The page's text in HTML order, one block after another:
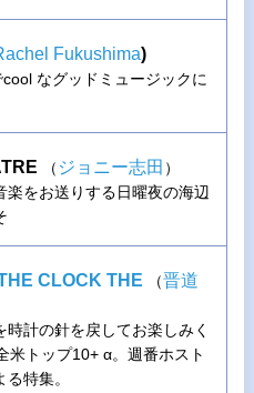
Fukushima)
なグッドミュージックに
（ ジョニー志田 ）
楽をお送りする日曜夜の海辺
CLOCK THE （晋道
計の針を戻してお楽しみく
米トップ10+ α。週番ホスト
特集。